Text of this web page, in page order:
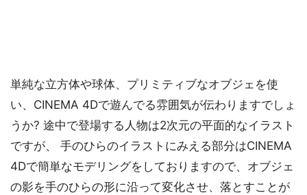
単純な立方体や球体、プリミティブなオブジェを使
い、CINEMA 4Dで遊んでる雰囲気が伝わりますでしょ
うか? 途中で登場する人物は2次元の平面的なイラスト
ですが、 手のひらのイラストにみえる部分はCINEMA
4Dで簡単なモデリングをしておりますので、オブジェ
の影を手のひらの形に沿って変化させ、落とすことが